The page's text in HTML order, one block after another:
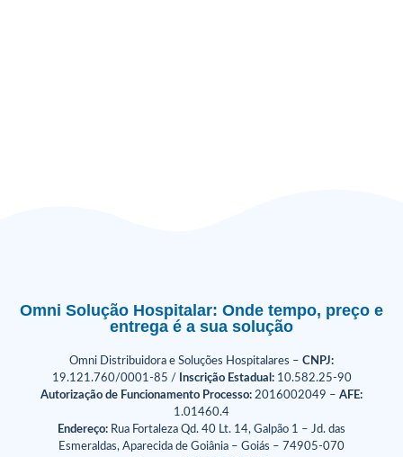
Omni Solução Hospitalar: Onde tempo, preço e
entrega é a sua solução
Omni Distribuidora e Soluções Hospitalares – CNPJ:
19.121.760/0001-85 /
Inscrição Estadual:10.582.25-90
Autorização de Funcionamento Processo: 2016002049 – AFE:
1.01460.4
Endereço: Rua Fortaleza Qd. 40 Lt. 14, Galpão 1 – Jd. das
Esmeraldas, Aparecida de Goiânia – Goiás – 74905-070